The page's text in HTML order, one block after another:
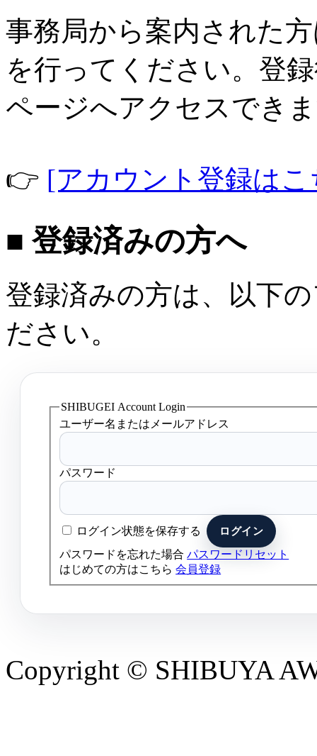
事務局から案内された
を行ってください。登
ページへアクセスでき
👉 [アカウント登録は
■ 登録済みの方へ
登録済みの方は、以下
ださい。
SHIBUGEI Account Login
ユーザー名またはメールアドレス
パスワード
ログイン状態を保存する
パスワードを忘れた場合パスワードリセット
はじめての方はこちら会員登録
Copyright © SHIBUYA